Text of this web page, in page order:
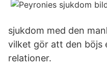
sjukdom med den
vilket gör att den böjs
relationer.